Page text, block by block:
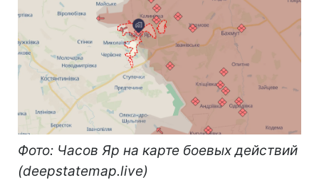
Фото: Часов Яр на карте боевых действий
(deepstatemap.live)